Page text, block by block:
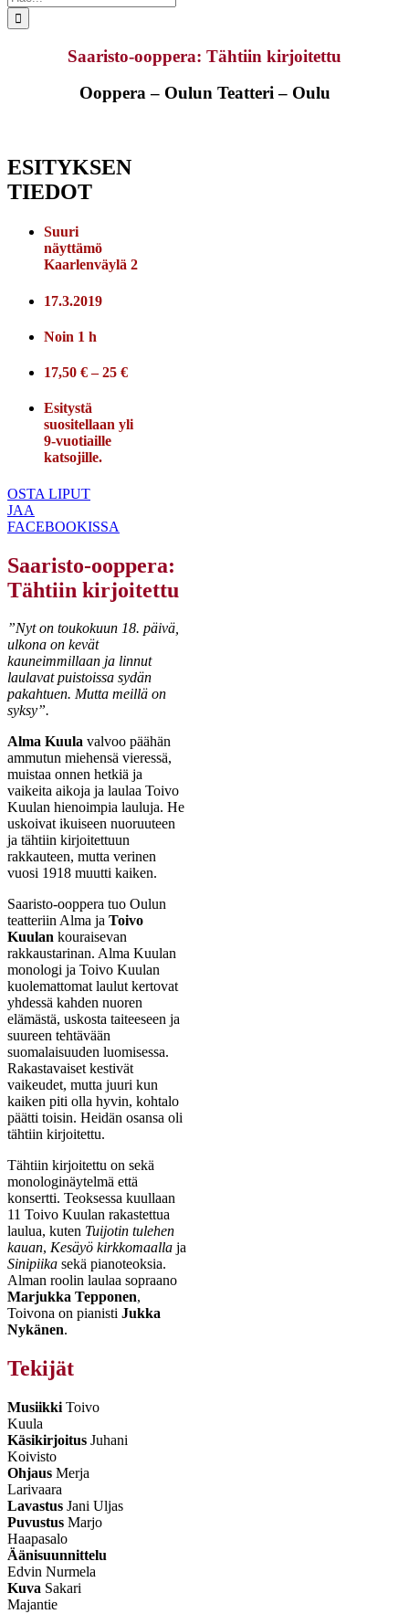
...
Saaristo-ooppera: Tähtiin kirjoitettu
Ooppera – Oulun Teatteri – Oulu
ESITYKSEN
TIEDOT
Suuri
näyttämö
Kaarlenväylä 2
17.3.2019
Noin 1 h
17,50 € – 25 €
Esitystä
suositellaan yli
9-vuotiaille
katsojille.
OSTA LIPUT
JAA
FACEBOOKISSA
Saaristo-ooppera:
Tähtiin kirjoitettu
”Nyt on toukokuun 18. päivä,
ulkona on kevät
kauneimmillaan ja linnut
laulavat puistoissa sydän
pakahtuen. Mutta meillä on
syksy”.
Alma Kuula valvoo päähän
ammutun miehensä vieressä,
muistaa onnen hetkiä ja
vaikeita aikoja ja laulaa Toivo
Kuulan hienoimpia lauluja. He
uskoivat ikuiseen nuoruuteen
ja tähtiin kirjoitettuun
rakkauteen, mutta verinen
vuosi 1918 muutti kaiken.
Saaristo-ooppera tuo Oulun
teatteriin Alma ja Toivo
Kuulan kouraisevan
rakkaustarinan. Alma Kuulan
monologi ja Toivo Kuulan
kuolemattomat laulut kertovat
yhdessä kahden nuoren
elämästä, uskosta taiteeseen ja
suureen tehtävään
suomalaisuuden luomisessa.
Rakastavaiset kestivät
vaikeudet, mutta juuri kun
kaiken piti olla hyvin, kohtalo
päätti toisin. Heidän osansa oli
tähtiin kirjoitettu.
Tähtiin kirjoitettu on sekä
monologinäytelmä että
konsertti. Teoksessa kuullaan
11 Toivo Kuulan rakastettua
laulua, kuten Tuijotin tulehen
kauan, Kesäyö kirkkomaalla ja
Sinipiika sekä pianoteoksia.
Alman roolin laulaa sopraano
Marjukka Tepponen,
Toivona on pianisti Jukka
Nykänen.
Tekijät
Musiikki Toivo
Kuula
Käsikirjoitus Juhani
Koivisto
Ohjaus Merja
Larivaara
Lavastus Jani Uljas
Puvustus Marjo
Haapasalo
Äänisuunnittelu
Edvin Nurmela
Kuva Sakari
Majantie